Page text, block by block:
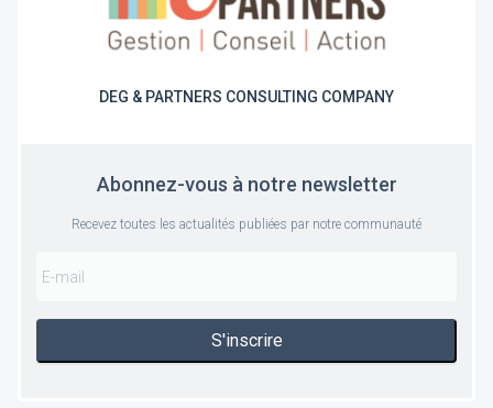
DEG & PARTNERS CONSULTING COMPANY
Abonnez-vous à notre newsletter
Recevez toutes les actualités publiées par notre communauté
S'inscrire